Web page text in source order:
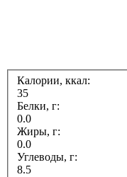
Калории, ккал:
35
Белки, г:
0.0
Жиры, г:
0.0
Углеводы, г:
8.5